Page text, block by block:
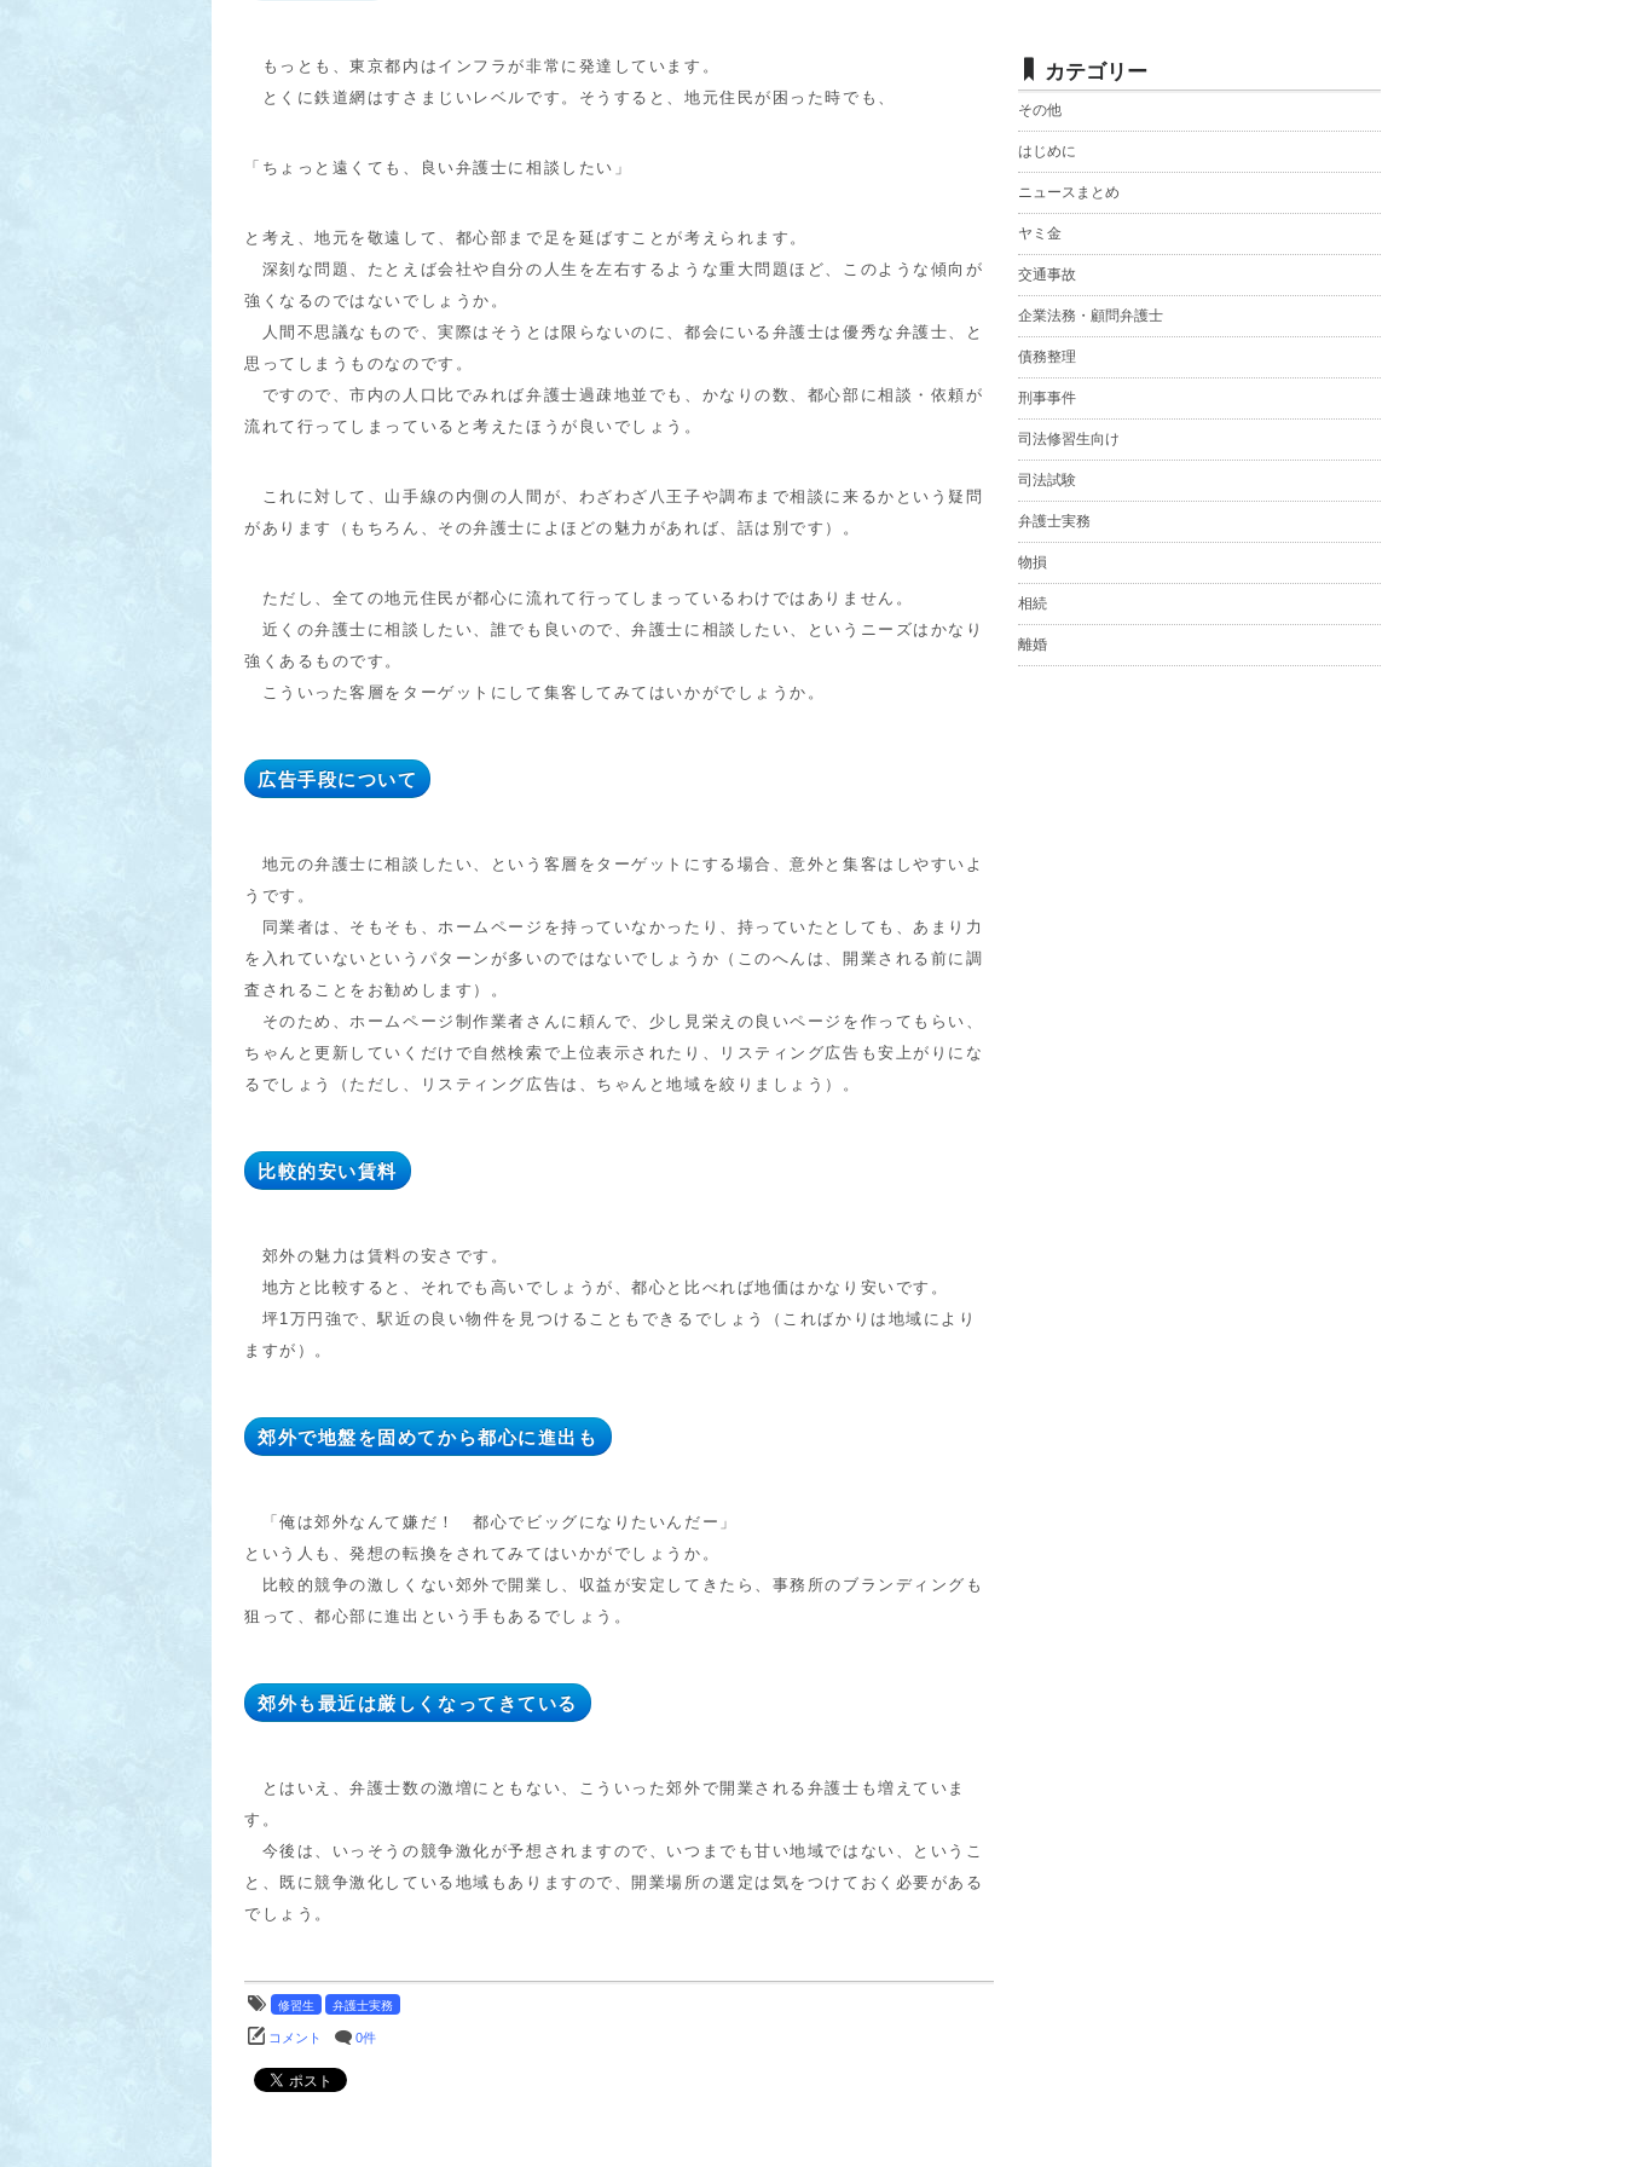
もっとも、東京都内はインフラが非常に発達しています。
とくに鉄道網はすさまじいレベルです。そうすると、地元住民が困った時でも、
「ちょっと遠くても、良い弁護士に相談したい」
と考え、地元を敬遠して、都心部まで足を延ばすことが考えられます。
深刻な問題、たとえば会社や自分の人生を左右するような重大問題ほど、このような傾向が
強くなるのではないでしょうか。
人間不思議なもので、実際はそうとは限らないのに、都会にいる弁護士は優秀な弁護士、と
思ってしまうものなのです。
ですので、市内の人口比でみれば弁護士過疎地並でも、かなりの数、都心部に相談・依頼が
流れて行ってしまっていると考えたほうが良いでしょう。
これに対して、山手線の内側の人間が、わざわざ八王子や調布まで相談に来るかという疑問
があります（もちろん、その弁護士によほどの魅力があれば、話は別です）。
ただし、全ての地元住民が都心に流れて行ってしまっているわけではありません。
近くの弁護士に相談したい、誰でも良いので、弁護士に相談したい、というニーズはかなり
強くあるものです。
こういった客層をターゲットにして集客してみてはいかがでしょうか。
広告手段について
地元の弁護士に相談したい、という客層をターゲットにする場合、意外と集客はしやすいよ
うです。
同業者は、そもそも、ホームページを持っていなかったり、持っていたとしても、あまり力
を入れていないというパターンが多いのではないでしょうか（このへんは、開業される前に調
査されることをお勧めします）。
そのため、ホームページ制作業者さんに頼んで、少し見栄えの良いページを作ってもらい、
ちゃんと更新していくだけで自然検索で上位表示されたり、リスティング広告も安上がりにな
るでしょう（ただし、リスティング広告は、ちゃんと地域を絞りましょう）。
比較的安い賃料
郊外の魅力は賃料の安さです。
地方と比較すると、それでも高いでしょうが、都心と比べれば地価はかなり安いです。
坪1万円強で、駅近の良い物件を見つけることもできるでしょう（こればかりは地域により
ますが）。
郊外で地盤を固めてから都心に進出も
「俺は郊外なんて嫌だ！ 都心でビッグになりたいんだー」
という人も、発想の転換をされてみてはいかがでしょうか。
比較的競争の激しくない郊外で開業し、収益が安定してきたら、事務所のブランディングも
狙って、都心部に進出という手もあるでしょう。
郊外も最近は厳しくなってきている
とはいえ、弁護士数の激増にともない、こういった郊外で開業される弁護士も増えていま
す。
今後は、いっそうの競争激化が予想されますので、いつまでも甘い地域ではない、というこ
と、既に競争激化している地域もありますので、開業場所の選定は気をつけておく必要がある
でしょう。
修習生 弁護士実務
コメント 0件
カテゴリー
その他
はじめに
ニュースまとめ
ヤミ金
交通事故
企業法務・顧問弁護士
債務整理
刑事事件
司法修習生向け
司法試験
弁護士実務
物損
相続
離婚